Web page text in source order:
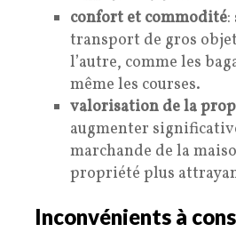
confort et commodité
transport de gros
l’autre, comme les
même les courses.
valorisation de la
augmenter
marchande de la
propriété plus
Inconvénients à